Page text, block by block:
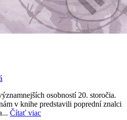
osobností 20. storočia.
v knihe predstavili poprední znalci
Čítať viac